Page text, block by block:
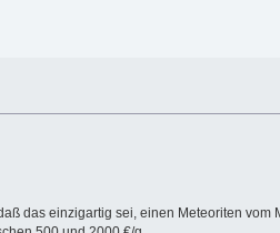
das einzigartig sei, einen Meteoriten vom